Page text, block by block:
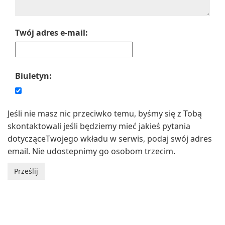
Twój adres e-mail:
Biuletyn:
Jeśli nie masz nic przeciwko temu, byśmy się z Tobą
skontaktowali jeśli będziemy mieć jakieś pytania
dotycząceTwojego wkładu w serwis, podaj swój adres
email. Nie udostepnimy go osobom trzecim.